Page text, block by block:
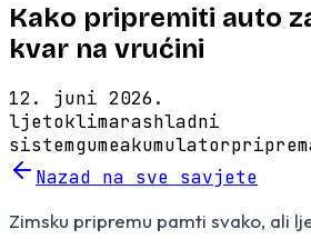
Kako pripremiti auto
kvar na vrućini
12. juni 2026.
ljetoklimarashladni
sistemgumeakumulator
Nazad na sve savjete
Zimsku pripremu pamti svako, ali